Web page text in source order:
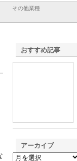
その他業種
おすすめ記事
アーカイブ